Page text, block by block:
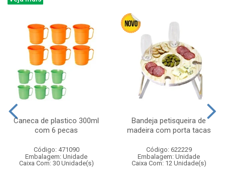
Caneca de plastico 300ml
com 6 pecas
Código: 471090
Embalagem: Unidade
Caixa Com: 30 Unidade(s)
Bandeja petisqueira de
madeira com porta tacas
Código: 622229
Embalagem: Unidade
Caixa Com: 12 Unidade(s)